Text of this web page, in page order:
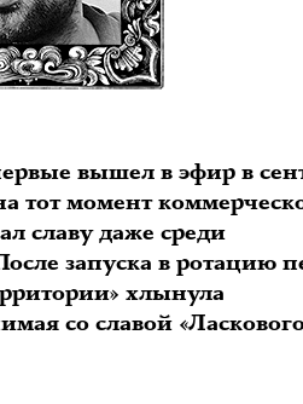
вышел в эфир в
тот момент
славу даже среди
запуска в ротацию
хлынула
со славой